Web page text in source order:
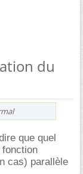
du
que quel
cas) parallèle